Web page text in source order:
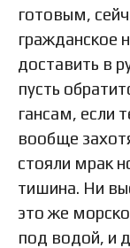
готовым,
гражданское
доставить в
пусть
гансам, если
вообще
стояли мрак
тишина. Ни
это же
под водой, и